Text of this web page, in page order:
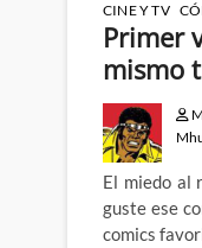
CINE Y TV
Primer
mismo
El miedo al
guste ese
comics